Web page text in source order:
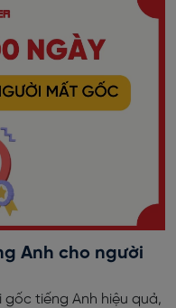
Anh cho người
gốc tiếng Anh hiệu quả,